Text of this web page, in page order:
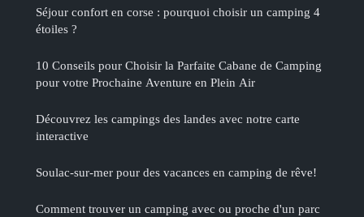
Séjour confort en corse : pourquoi choisir un camping 4
étoiles ?
10 Conseils pour Choisir la Parfaite Cabane de Camping
pour votre Prochaine Aventure en Plein Air
Découvrez les campings des landes avec notre carte
interactive
Soulac-sur-mer pour des vacances en camping de rêve!
Comment trouver un camping avec ou proche d'un parc